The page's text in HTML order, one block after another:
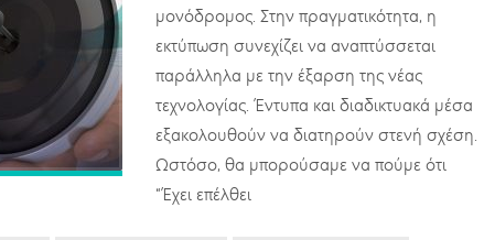
μονόδρομος. Στην πραγματικότητα, η
εκτύπωση συνεχίζει να αναπτύσσεται
παράλληλα με την έξαρση της νέας
τεχνολογίας. Έντυπα και διαδικτυακά μέσα
εξακολουθούν να διατηρούν στενή σχέση.
Ωστόσο, θα μπορούσαμε να πούμε ότι
“Έχει επέλθει